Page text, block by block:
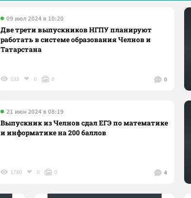
09 июл 2024 в 10:20
Две трети выпускников НГПУ планируют
работать в системе образования Челнов и
Татарстана
0
533 0 0
21 июн 2024 в 08:19
Выпускник из Челнов сдал ЕГЭ по математике
и информатике на 200 баллов
4
1780 0 0